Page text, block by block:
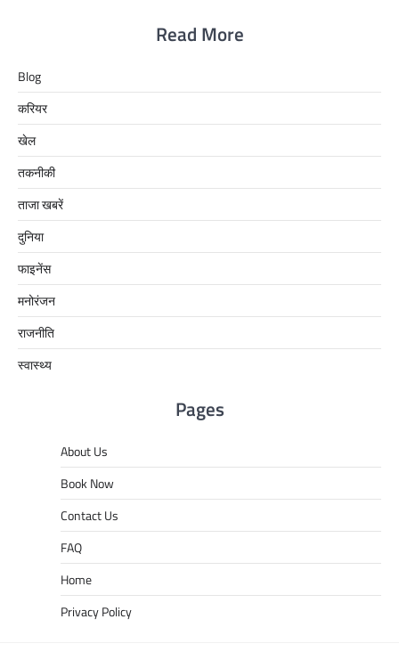
Read More
Blog
करियर
खेल
तकनीकी
ताजा खबरें
दुनिया
फाइनेंस
मनोरंजन
राजनीति
स्वास्थ्य
Pages
About Us
Book Now
Contact Us
FAQ
Home
Privacy Policy